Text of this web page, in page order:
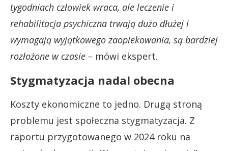
tygodniach człowiek wraca, ale leczenie i
rehabilitacja psychiczna trwają dużo dłużej i
wymagają wyjątkowego zaopiekowania, są bardziej
rozłożone w czasie – mówi ekspert.
Stygmatyzacja nadal obecna
Koszty ekonomiczne to jedno. Drugą stroną
problemu jest społeczna stygmatyzacja. Z
raportu przygotowanego w 2024 roku na